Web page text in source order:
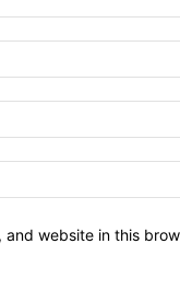
and website in this